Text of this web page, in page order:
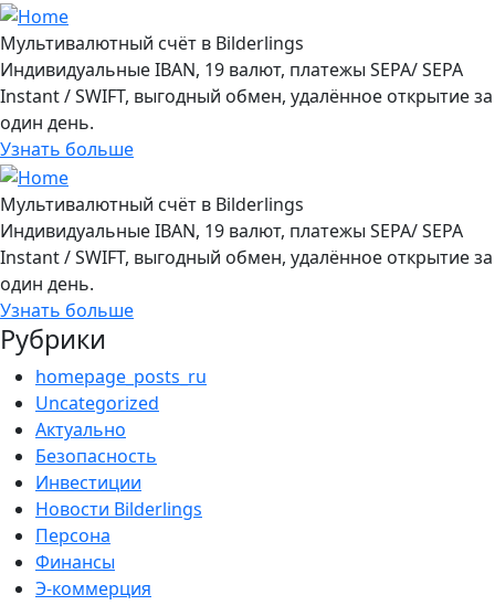
Мультивалютный счёт в Bilderlings
Индивидуальные IBAN, 19 валют, платежы SEPA/ SEPA
Instant / SWIFT, выгодный обмен, удалённое открытие за
один день.
Узнать больше
Мультивалютный счёт в Bilderlings
Индивидуальные IBAN, 19 валют, платежы SEPA/ SEPA
Instant / SWIFT, выгодный обмен, удалённое открытие за
один день.
Узнать больше
Рубрики
homepage_posts_ru
Uncategorized
Актуально
Безопасность
Инвестиции
Новости Bilderlings
Персона
Финансы
Э-коммерция